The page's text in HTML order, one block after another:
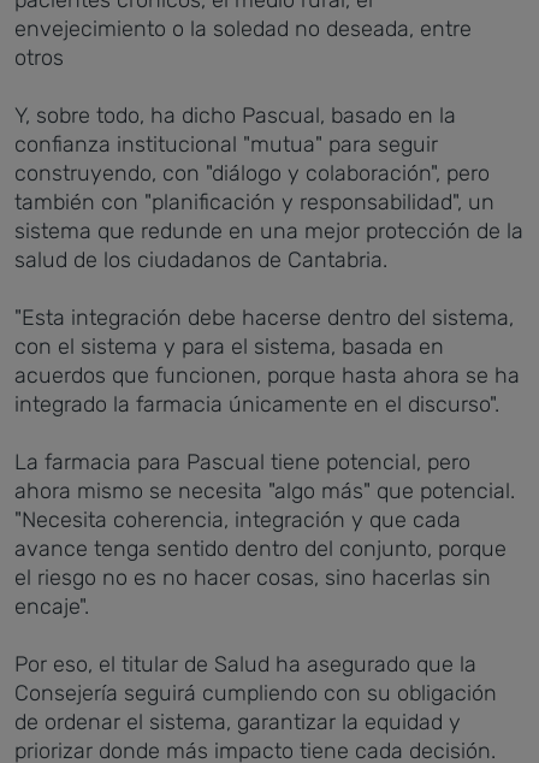
envejecimiento o la soledad no deseada, entre
otros
Y, sobre todo, ha dicho Pascual, basado en la
confianza institucional "mutua" para seguir
construyendo, con "diálogo y colaboración", pero
también con "planificación y responsabilidad", un
sistema que redunde en una mejor protección de la
salud de los ciudadanos de Cantabria.
"Esta integración debe hacerse dentro del sistema,
con el sistema y para el sistema, basada en
acuerdos que funcionen, porque hasta ahora se ha
integrado la farmacia únicamente en el discurso".
La farmacia para Pascual tiene potencial, pero
ahora mismo se necesita "algo más" que potencial.
"Necesita coherencia, integración y que cada
avance tenga sentido dentro del conjunto, porque
el riesgo no es no hacer cosas, sino hacerlas sin
encaje".
Por eso, el titular de Salud ha asegurado que la
Consejería seguirá cumpliendo con su obligación
de ordenar el sistema, garantizar la equidad y
priorizar donde más impacto tiene cada decisión.